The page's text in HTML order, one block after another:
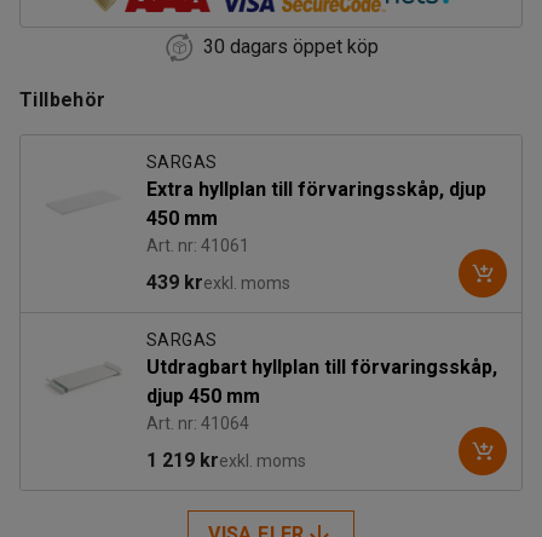
30 dagars öppet köp
Tillbehör
SARGAS
Extra hyllplan till förvaringsskåp, djup
450 mm
Art. nr: 41061
439 krexkl. moms
SARGAS
Utdragbart hyllplan till förvaringsskåp,
djup 450 mm
Art. nr: 41064
1 219 krexkl. moms